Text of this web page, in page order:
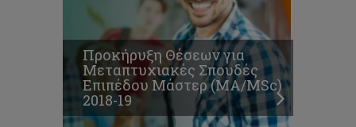
Προκήρυξη Θέσεων για
Μεταπτυχιακές Σπουδές
Επιπέδου Μάστερ (ΜΑ/MSc)
2018-19
«Πληροφορίες
για
υποψήφιους
μεταπτυχιακούς
φοιτητές
επιπέδου
Μάστερ
2018/2019»